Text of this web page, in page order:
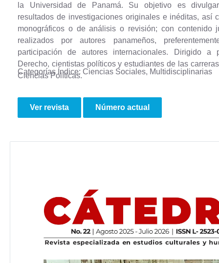
la Universidad de Panamá. Su objetivo es
resultados de investigaciones originales e inéditas, así
monográficos o de análisis o revisión; con contenido
realizados por autores panameños,
participación de autores internacionales. Dirigido a
Derecho, cientistas políticos y estudiantes de las
Ciencias Políticas.
Categorías Índice: Ciencias Sociales, Multidisciplinarias
Ver revista Número actual